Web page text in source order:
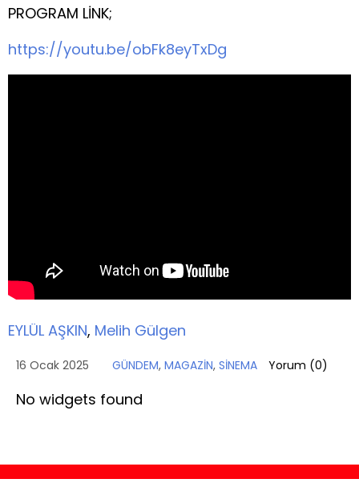
PROGRAM LİNK;
https://youtu.be/obFk8eyTxDg
EYLÜL AŞKIN, Melih Gülgen
16 Ocak 2025 GÜNDEM, MAGAZİN, SİNEMA Yorum (0)
No widgets found